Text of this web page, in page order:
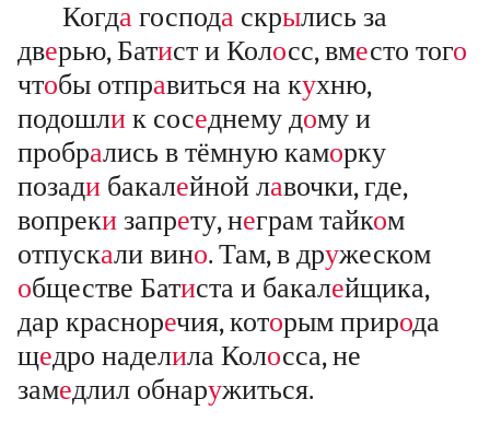
Когдагосподаскрылись за
дверью, Батист и Колосс, вместо того
чтобы отправиться на кухню,
подошли к соседнему дому и
пробрались в тёмную каморку
позади бакалейной лавочки, где,
вопреки запрету, неграм тайком
отпускали вино. Там, в дружеском
обществе Батиста и бакалейщика,
дар красноречия, которым природа
щедро наделила Колосса, не
замедлил обнаружиться.